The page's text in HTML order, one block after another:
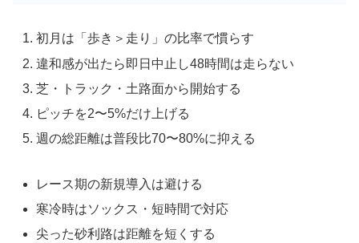
初月は「歩き＞走り」の比率で慣らす
違和感が出たら即日中止し48時間は走らない
芝・トラック・土路面から開始する
ピッチを2〜5%だけ上げる
週の総距離は普段比70〜80%に抑える
レース期の新規導入は避ける
寒冷時はソックス・短時間で対応
尖った砂利路は距離を短くする